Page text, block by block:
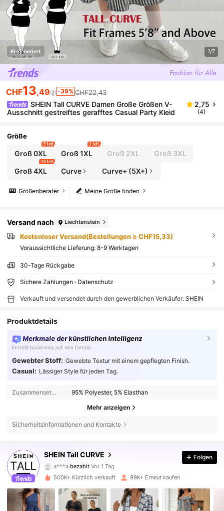
KI-generiert 1/7
CHF13,49 -39% CHF22,43
SHEIN Tall CURVE Damen Große Größen V-
Ausschnitt gestreiftes gerafftes Casual Party Kleid
2,75
(4)
Größe
Groß 0XL
9 left
Groß 1XL
3 left
Groß 2XL Groß 3XL
Groß 4XL
18 left
Curve Curve+ (5X+)
Meine Größe finden
Größenberater
Versand nach Liechtenstein
Kostenloser Versand(Bestellungen ≥ CHF15,33)
Voraussichtliche Lieferung: 8-9 Werktagen
30-Tage Rückgabe
Sichere Zahlungen · Datenschutz
Verkauft und versendet durch den gewerblichen Verkäufer: SHEIN
Produktdetails
Merkmale der künstlichen Intelligenz
Erstellt basierend auf den Details
Gewebter Stoff: Gewebte Textur mit einem gepflegten Finish.
Casual: Lässiger Style für jeden Tag.
Zusammensetzung: 95% Polyester, 5% Elasthan
Mehr anzeigen
Sicherheitsinformationen und Kontakte
SHEIN Tall CURVE
4,73
195K Follower
a***a bezahltVor 1 Tag
Vor 3 Stunden gefolgt
4,73 195K Follower
Folgen
500K+ Kürzlich verkauft 99K+ Erneut kaufen